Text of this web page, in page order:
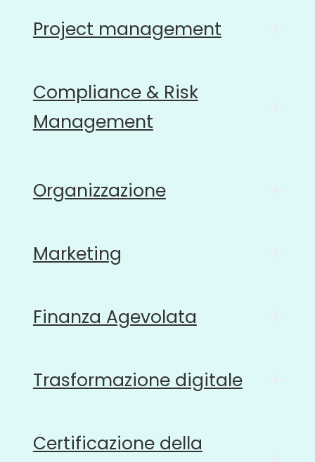
Project management
Compliance & Risk
Management
Organizzazione
Marketing
Finanza Agevolata
Trasformazione digitale
Certificazione della